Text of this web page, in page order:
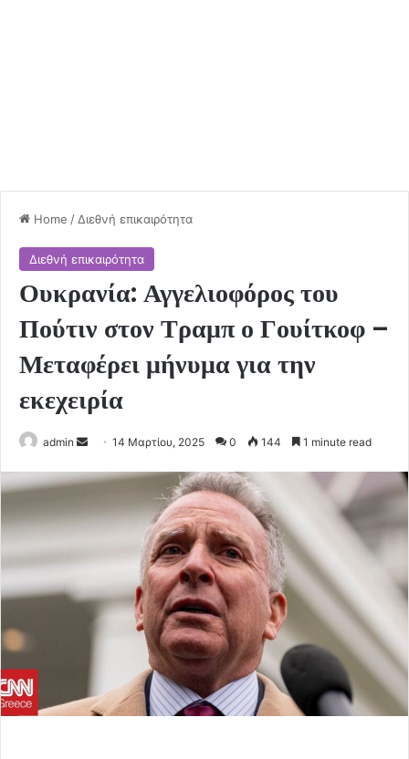
Home / Διεθνή επικαιρότητα
Διεθνή επικαιρότητα
Ουκρανία: Αγγελιοφόρος του
Πούτιν στον Τραμπ ο Γουίτκοφ –
Μεταφέρει μήνυμα για την
εκεχειρία
admin
Send
email
14 Μαρτίου, 2025 0 144 1 minute read